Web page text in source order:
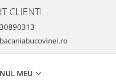
CLIENTI
MEU